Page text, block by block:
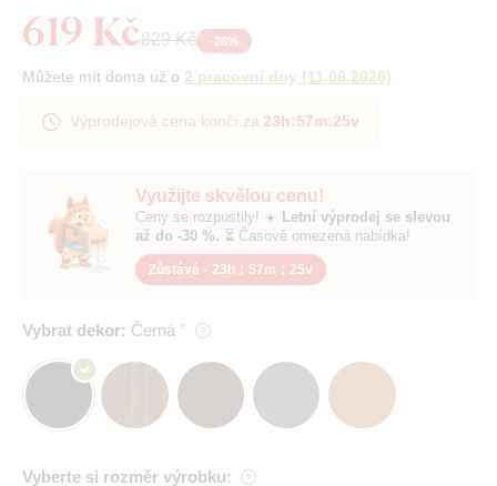
Využijte skvělou cenu!
Ceny se rozpustily! ☀️ Letní výprodej se slevou
až do -30 %. ⏳ Časově omezená nabídka!
Zůstává - 23h : 57m : 25v
Vybrat dekor: Černá
Vyberte si rozměr výrobku:
619 Kč829 Kč -26%
Můžete mít doma už o 2 pracovní dny (11.08.2026)
Výprodejová cena končí za 23h:57m:25v